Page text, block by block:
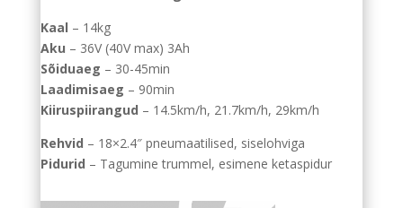
Kaal – 14kg
Aku – 36V (40V max) 3Ah
Sõiduaeg – 30-45min
Laadimisaeg – 90min
Kiiruspiirangud – 14.5km/h, 21.7km/h, 29km/h
Rehvid – 18×2.4″ pneumaatilised, siselohviga
Pidurid – Tagumine trummel, esimene ketaspidur